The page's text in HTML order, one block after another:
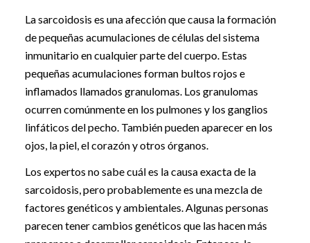
La sarcoidosis es una afección que causa la formación
de pequeñas acumulaciones de células del sistema
inmunitario en cualquier parte del cuerpo. Estas
pequeñas acumulaciones forman bultos rojos e
inflamados llamados granulomas. Los granulomas
ocurren comúnmente en los pulmones y los ganglios
linfáticos del pecho. También pueden aparecer en los
ojos, la piel, el corazón y otros órganos.
Los expertos no sabe cuál es la causa exacta de la
sarcoidosis, pero probablemente es una mezcla de
factores genéticos y ambientales. Algunas personas
parecen tener cambios genéticos que las hacen más